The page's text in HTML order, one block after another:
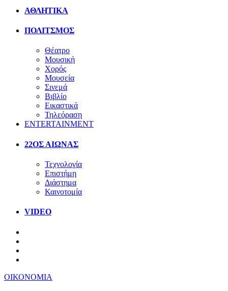
ΑΘΛΗΤΙΚΑ
ΠΟΛΙΤΣΜΟΣ
Θέατρο
Μουσική
Χορός
Μουσεία
Σινεμά
Βιβλίο
Εικαστικά
Τηλεόραση
ENTERTAINMENT
22ΟΣ ΑΙΩΝΑΣ
Τεχνολογία
Επιστήμη
Διάστημα
Καινοτομία
VIDEO
ΟΙΚΟΝΟΜΙΑ